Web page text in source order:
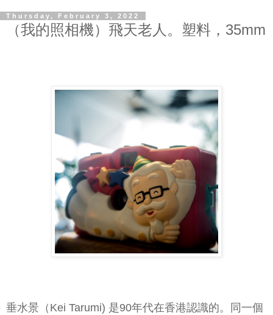
Thursday, February 3, 2022
（我的照相機）飛天老人。塑料，35mm
垂水景（Kei Tarumi) 是90年代在香港認識的。同一個